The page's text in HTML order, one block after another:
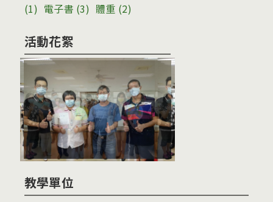
(1) 電子書 (3) 體重 (2)
活動花絮
教學單位